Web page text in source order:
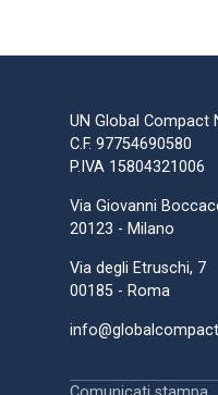
UN Global Compact
C.F. 97754690580
P.IVA 15804321006
Via Giovanni
20123 - Milano
Via degli Etruschi, 7
00185 - Roma